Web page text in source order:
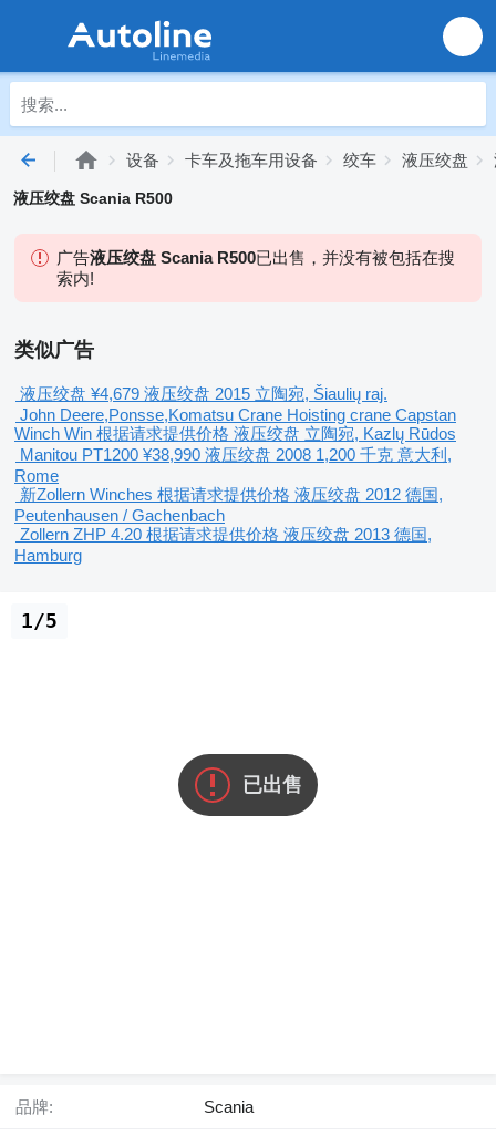
设备 卡车及拖车用设备 绞车 液压绞盘
液压绞盘 Scania R500
广告液压绞盘 Scania R500已出售，并没有被包括在搜
索内!
类似广告
液压绞盘 ¥4,679 液压绞盘 2015 立陶宛, Šiaulių raj.
John Deere,Ponsse,Komatsu Crane Hoisting crane Capstan
Winch Win 根据请求提供价格 液压绞盘 立陶宛, Kazlų Rūdos
Manitou PT1200 ¥38,990 液压绞盘 2008 1,200 千克 意大利,
Rome
新Zollern Winches 根据请求提供价格 液压绞盘 2012 德国,
Peutenhausen / Gachenbach
Zollern ZHP 4.20 根据请求提供价格 液压绞盘 2013 德国,
Hamburg
已出售
1/5
品牌: Scania